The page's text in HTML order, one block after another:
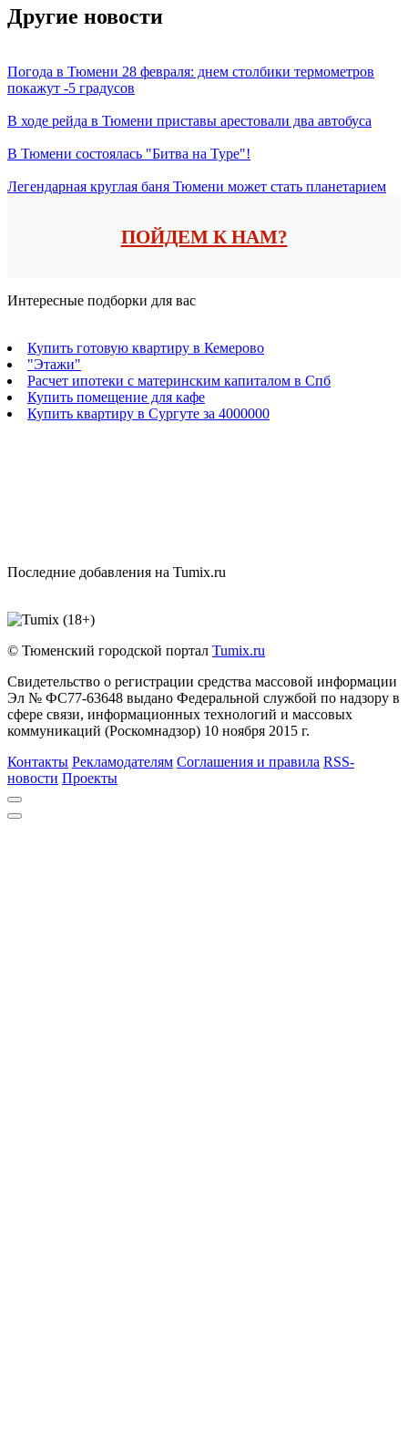
Другие новости
Погода в Тюмени 28 февраля: днем столбики термометров
покажут -5 градусов
В ходе рейда в Тюмени приставы арестовали два автобуса
В Тюмени состоялась "Битва на Туре"!
Легендарная круглая баня Тюмени может стать планетарием
ПОЙДЕМ К НАМ?
Интересные подборки для вас
Купить готовую квартиру в Кемерово
"Этажи"
Расчет ипотеки с материнским капиталом в Спб
Купить помещение для кафе
Купить квартиру в Сургуте за 4000000
Последние добавления на Tumix.ru
© Тюменский городской портал Tumix.ru
Свидетельство о регистрации средства массовой информации
Эл № ФС77-63648 выдано Федеральной службой по надзору в
сфере связи, информационных технологий и массовых
коммуникаций (Роскомнадзор) 10 ноября 2015 г.
Контакты Рекламодателям Соглашения и правила RSS-
новости Проекты